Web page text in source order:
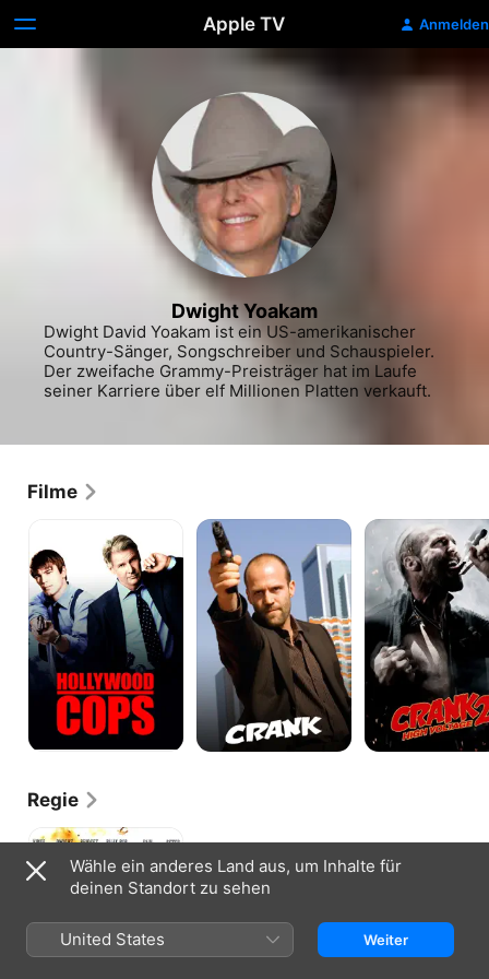
Apple TV Anmelden
Dwight Yoakam
Dwight David Yoakam ist ein US-amerikanischer
Country-Sänger, Songschreiber und Schauspieler.
Der zweifache Grammy-Preisträger hat im Laufe
seiner Karriere über elf Millionen Platten verkauft.
Filme
Crank
Crank
2:
High
Voltage
Regie
Südlich
Himmels
der
Hölle
Wähle ein anderes Land aus, um Inhalte für
deinen Standort zu sehen
United States Weiter